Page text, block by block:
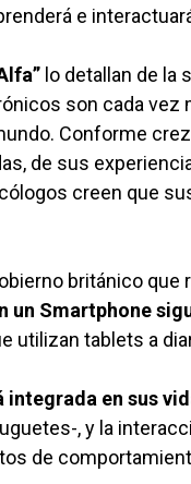
e
lo detallan de la
son cada vez
Conforme
de sus
creen que
británico
un Smartphone
utilizan tablets a
en sus
, y la
de